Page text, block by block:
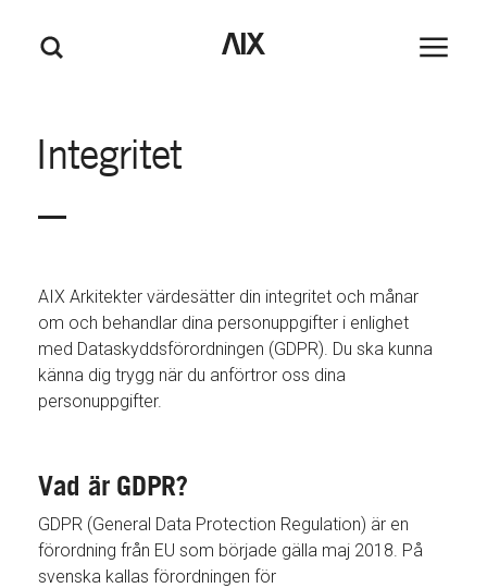
GÅ TILL HUVUDINNEHÅLL
GÅ TILL SIDFOT
M
e
AIX
Sök
Integritet
AIX Arkitekter värdesätter din integritet och månar
om och behandlar dina personuppgifter i enlighet
med Dataskyddsförordningen (GDPR). Du ska kunna
känna dig trygg när du anförtror oss dina
personuppgifter.
Vad är GDPR?
GDPR (General Data Protection Regulation) är en
förordning från EU som började gälla maj 2018. På
svenska kallas förordningen för